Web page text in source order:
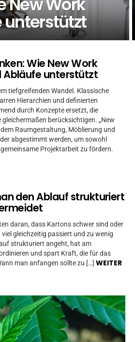
Wie New Work
Abläufe unterstützt
tiefgreifenden Wandel. Klassische
Hierarchien und definierten
durch Konzepte ersetzt, die
berücksichtigen. „New
Raumgestaltung, Möblierung und
abgestimmt werden, um sowohl
Projektarbeit zu fördern.
den Ablauf strukturiert
daran, dass Kartons schwer sind oder
gleichzeitig passiert und zu wenig
strukturiert angeht, hat am
und spart Kraft, die für das
man anfangen sollte zu […] WEITER